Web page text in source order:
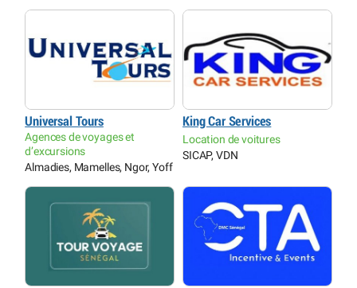
Universal Tours
Agences de voyages et
d’excursions
Almadies, Mamelles, Ngor, Yoff
King Car Services
Location de voitures
SICAP, VDN